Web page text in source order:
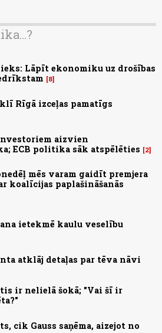
Lāpīt ekonomiku uz drošības
8
Rīgā izceļas pamatīgs
aizvien
ECB politika sāk atspēlēties
2
mēs varam gaidīt premjera
koalīcijas paplašināšanās
ietekmē kaulu veselību
atklāj detaļas par tēva nāvi
ir nelielā šokā; "Vai šī ir
cik Gauss saņēma, aizejot no